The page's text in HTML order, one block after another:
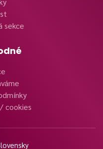
sekce
cookies